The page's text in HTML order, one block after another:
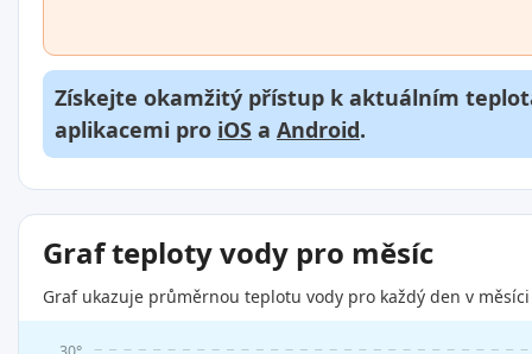
Získejte okamžitý přístup k aktuálním
aplikacemi pro iOS a Android.
Graf teploty vody pro měsíc
Graf ukazuje průměrnou teplotu vody pro každý den v